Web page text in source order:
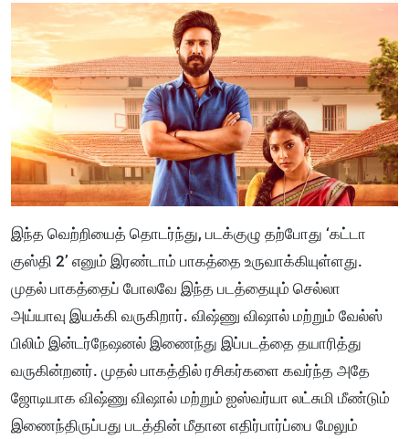
இந்த வெற்றியைத் தொடர்ந்து, படக்குழு தற்போது ‘கட்டா
குஸ்தி 2’ எனும் இரண்டாம் பாகத்தை உருவாக்கியுள்ளது.
முதல் பாகத்தைப் போலவே இந்த படத்தையும் செல்லா
அய்யாவு இயக்கி வருகிறார். விஷ்ணு விஷால் மற்றும் வேல்ஸ்
பிலிம் இன்டர்நேஷனல் இணைந்து இப்படத்தை தயாரித்து
வருகின்றனர். முதல் பாகத்தில் ரசிகர்களை கவர்ந்த அதே
ஜோடியாக விஷ்ணு விஷால் மற்றும் ஐஸ்வர்யா லட்சுமி மீண்டும்
இணைந்திருப்பது படத்தின் மீதான எதிர்பார்ப்பை மேலும்